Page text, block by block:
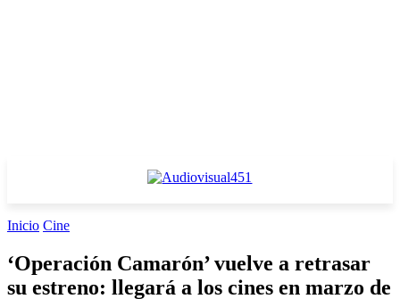
Inicio Cine
‘Operación Camarón’ vuelve a retrasar
su estreno: llegará a los cines en marzo de